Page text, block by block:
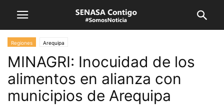
Regiones Arequipa
MINAGRI: Inocuidad de los
alimentos en alianza con
municipios de Arequipa